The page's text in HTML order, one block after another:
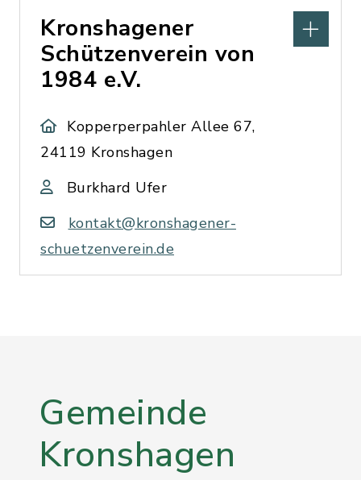
Kronshagener
Schützenverein von
1984 e.V.
Kopperperpahler Allee 67,
24119 Kronshagen
Burkhard Ufer
kontakt@kronshagener-
schuetzenverein.de
Gemeinde
Kronshagen